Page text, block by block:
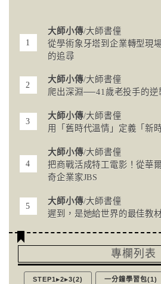
大師小傳/大師書僮
從學術象牙塔到企業轉型現
的追尋
大師小傳/大師書僮
爬出深淵──41歲老投手的逆
大師小傳/大師書僮
用「舊時代溫情」定義「新
大師小傳/大師書僮
把商戰活成特工電影！從華
奇企業家JBS
大師小傳/大師書僮
遲到，是她給世界的最佳教
專欄列表
STEP1▸2▸3(2) 一分鐘學習包(1)